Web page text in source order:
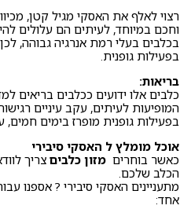
רצוי לאלף את האסקי מגיל קטן,
וחכם במיוחד, לעיתים הם עלולים
בכלבים בעלי רמת אנרגיה גבוהה,
בפעילות גופנית.
בריאות:
כלבים אלו ידועים ככלבים בריאים
המופיעות לעיתים, עקב עיניים
בפעילות גופנית מופרז בימים
אוכל מומלץ ל האסקי סיבירי
כאשר בוחרים מזון כלבים צריך
הכלב שלכם.
מתעניינים האסקי סיבירי ? אספנו
אחד: